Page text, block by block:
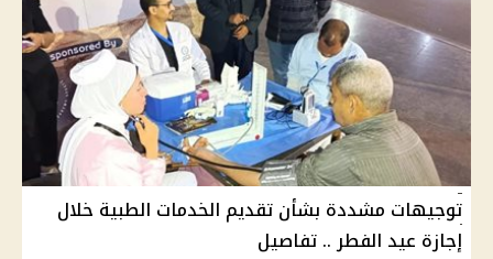
توجيهات مشددة بشأن تقديم الخدمات الطبية خلال
إجازة عيد الفطر .. تفاصيل